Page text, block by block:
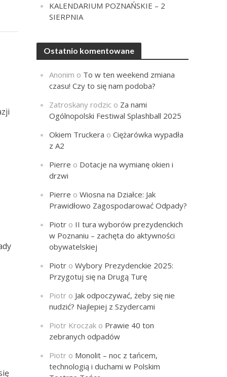
KALENDARIUM POZNAŃSKIE – 2
SIERPNIA
Ostatnio komentowane
Anonim o To w ten weekend zmiana
czasu! Czy to się nam podoba?
Zatroskany rodzic o Za nami
Ogólnopolski Festiwal Splashball 2025
Okiem Truckera oCiężarówka wypadła
z A2
Pierre o Dotacje na wymianę okien i
drzwi
Pierre oWiosna na Działce: Jak
Prawidłowo Zagospodarować Odpady?
Piotr o II tura wyborów prezydenckich
w Poznaniu – zachęta do aktywności
obywatelskiej
Piotr oWybory Prezydenckie 2025:
Przygotuj się na Drugą Turę
Piotr o Jak odpoczywać, żeby się nie
nudzić? Najlepiej z Szydercami
Piotr Kroczak o Prawie 40 ton
zebranych odpadów
Piotr o Monolit – noc z tańcem,
technologią i duchami w Polskim